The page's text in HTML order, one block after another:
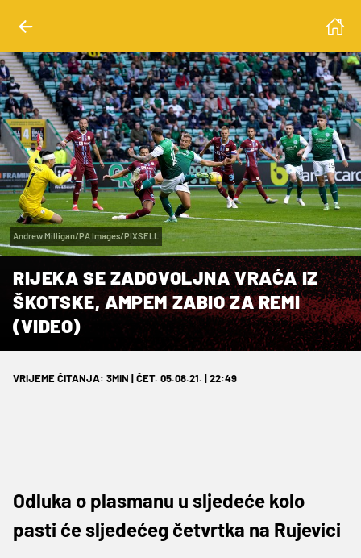
Andrew Milligan/PA Images/PIXSELL
RIJEKA SE ZADOVOLJNA VRAĆA IZ
ŠKOTSKE, AMPEM ZABIO ZA REMI
(VIDEO)
VRIJEME ČITANJA: 3MIN | ČET. 05.08.21. | 22:49
Odluka o plasmanu u sljedeće kolo
pasti će sljedećeg četvrtka na Rujevici